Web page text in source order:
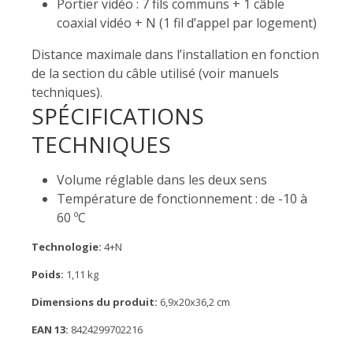
Portier vidéo : 7 fils communs + 1 câble
coaxial vidéo + N (1 fil d’appel par logement)
Distance maximale dans l’installation en fonction
de la section du câble utilisé (voir manuels
techniques).
SPÉCIFICATIONS
TECHNIQUES
Volume réglable dans les deux sens
Température de fonctionnement : de -10 à
60 ºC
Technologie: 4+N
Poids: 1,11 kg
Dimensions du produit: 6,9x20x36,2 cm
EAN 13: 8424299702216